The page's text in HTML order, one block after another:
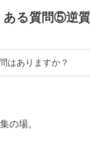
ある質問⑤逆
はありますか？
の場。